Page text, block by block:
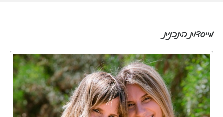
מייסדות התכנית